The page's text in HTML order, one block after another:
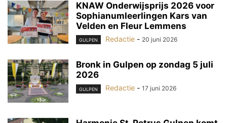
KNAW Onderwijsprijs 2026 voor
Sophianumleerlingen Kars van
Velden en Fleur Lemmens
GULPEN Redactie - 20 juni 2026
Bronk in Gulpen op zondag 5 juli
2026
GULPEN Redactie - 17 juni 2026